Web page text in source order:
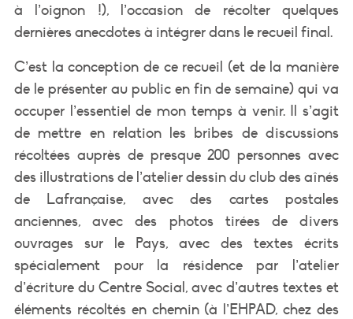
à l’oignon !), l’occasion de récolter quelques
dernières anecdotes à intégrer dans le recueil final.
C’est la conception de ce recueil (et de la manière
de le présenter au public en fin de semaine) qui va
occuper l’essentiel de mon temps à venir. Il s’agit
de mettre en relation les bribes de discussions
récoltées auprès de presque 200 personnes avec
des illustrations de l’atelier dessin du club des aînés
de Lafrançaise, avec des cartes postales
anciennes, avec des photos tirées de divers
ouvrages sur le Pays, avec des textes écrits
spécialement pour la résidence par l’atelier
d’écriture du Centre Social, avec d’autres textes et
éléments récoltés en chemin (à l’EHPAD, chez des